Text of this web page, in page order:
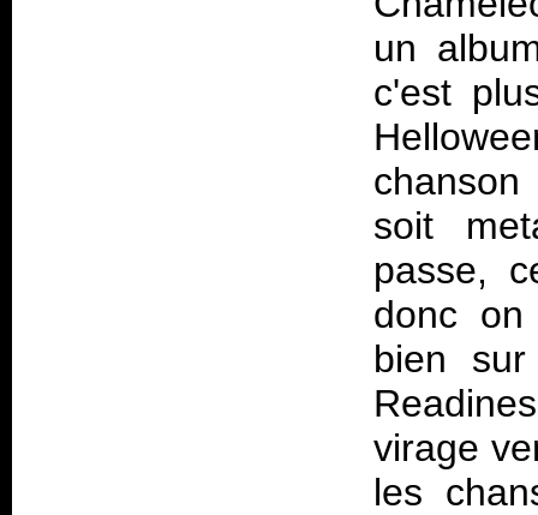
un
c'est
chanson
soit
passe,
donc on
bien
virage
les